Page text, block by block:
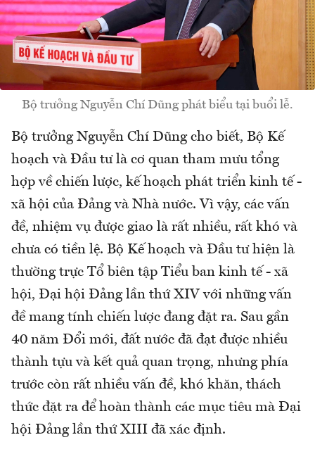
Bộ trưởng Nguyễn Chí Dũng phát biểu tại buổi lễ.
Bộ trưởng Nguyễn Chí Dũng cho biết, Bộ Kế
hoạch và Đầu tư là cơ quan tham mưu tổng
hợp về chiến lược, kế hoạch phát triển kinh tế -
xã hội của Đảng và Nhà nước. Vì vậy, các vấn
đề, nhiệm vụ được giao là rất nhiều, rất khó và
chưa có tiền lệ. Bộ Kế hoạch và Đầu tư hiện là
thường trực Tổ biên tập Tiểu ban kinh tế - xã
hội, Đại hội Đảng lần thứ XIV với những vấn
đề mang tính chiến lược đang đặt ra. Sau gần
40 năm Đổi mới, đất nước đã đạt được nhiều
thành tựu và kết quả quan trọng, nhưng phía
trước còn rất nhiều vấn đề, khó khăn, thách
thức đặt ra để hoàn thành các mục tiêu mà Đại
hội Đảng lần thứ XIII đã xác định.